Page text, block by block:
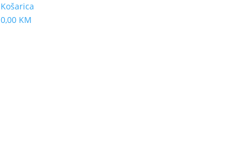
Košarica
0,00 KM